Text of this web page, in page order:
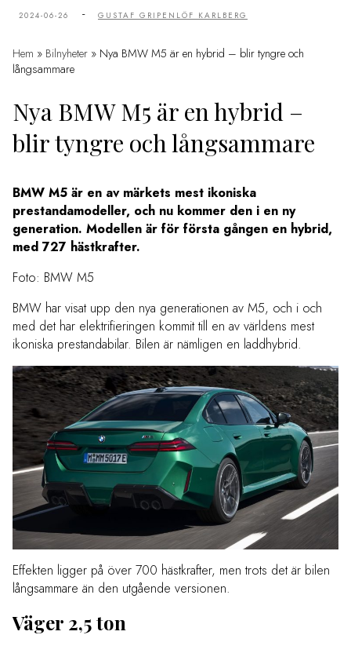
2024-06-26 - GUSTAF GRIPENLÖF KARLBERG
Hem » Bilnyheter » Nya BMW M5 är en hybrid – blir tyngre och
långsammare
Nya BMW M5 är en hybrid –
blir tyngre och långsammare
BMW M5 är en av märkets mest ikoniska
prestandamodeller, och nu kommer den i en ny
generation. Modellen är för första gången en hybrid,
med 727 hästkrafter.
Foto: BMW M5
BMW har visat upp den nya generationen av M5, och i och
med det har elektrifieringen kommit till en av världens mest
ikoniska prestandabilar. Bilen är nämligen en laddhybrid.
Effekten ligger på över 700 hästkrafter, men trots det är bilen
långsammare än den utgående versionen.
Väger 2,5 ton